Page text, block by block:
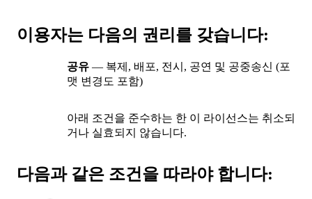
이용자는 다음의 권리를 갖습니다:
공유 — 복제, 배포, 전시, 공연 및 공중송신 (포
맷 변경도 포함)
아래 조건을 준수하는 한 이 라이선스는 취소되
거나 실효되지 않습니다.
다음과 같은 조건을 따라야 합니다: